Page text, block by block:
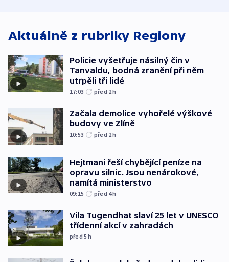
Aktuálně z rubriky Regiony
Policie vyšetřuje násilný čin v
Tanvaldu, bodná zranění při něm
utrpěli tři lidé
17:03 před 2h
Začala demolice vyhořelé výškové
budovy ve Zlíně
10:53 před 2h
Hejtmani řeší chybějící peníze na
opravu silnic. Jsou nenárokové,
namítá ministerstvo
09:15 před 4h
Vila Tugendhat slaví 25 let v UNESCO
třídenní akcí v zahradách
před 5h